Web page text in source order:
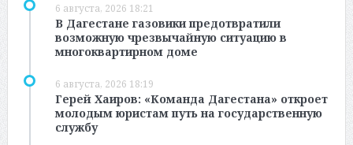
6 августа, 2026 18:21
В Дагестане газовики предотвратили
возможную чрезвычайную ситуацию в
многоквартирном доме
6 августа, 2026 18:19
Герей Хаиров: «Команда Дагестана» откроет
молодым юристам путь на государственную
службу